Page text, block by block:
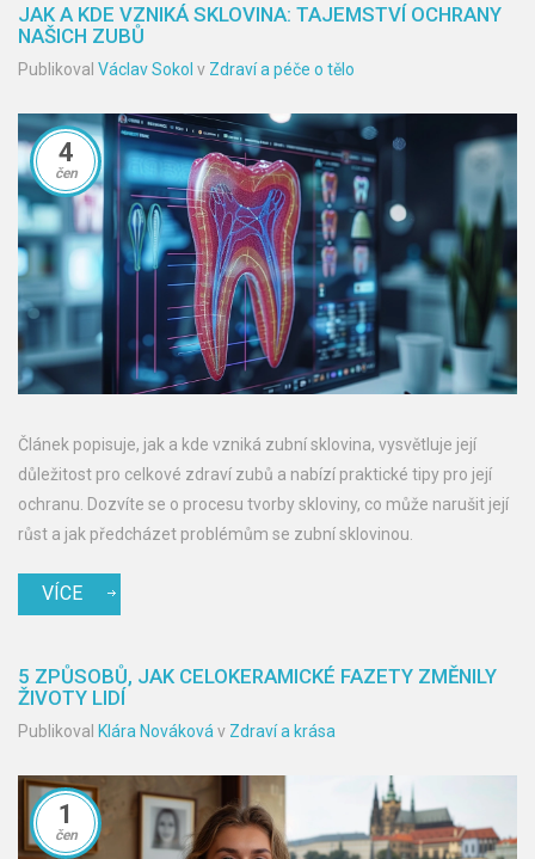
JAK A KDE VZNIKÁ SKLOVINA: TAJEMSTVÍ OCHRANY
NAŠICH ZUBŮ
Publikoval Václav Sokol v Zdraví a péče o tělo
4
čen
Článek popisuje, jak a kde vzniká zubní sklovina, vysvětluje její
důležitost pro celkové zdraví zubů a nabízí praktické tipy pro její
ochranu. Dozvíte se o procesu tvorby skloviny, co může narušit její
růst a jak předcházet problémům se zubní sklovinou.
VÍCE
5 ZPŮSOBŮ, JAK CELOKERAMICKÉ FAZETY ZMĚNILY
ŽIVOTY LIDÍ
Publikoval Klára Nováková v Zdraví a krása
1
čen